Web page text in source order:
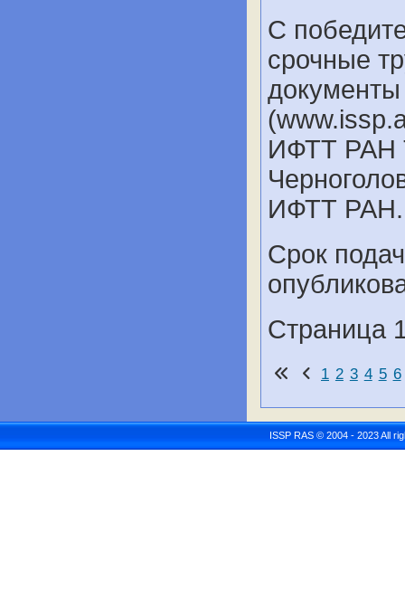
С
срочные
ИФТТ РАН
ИФТТ РАН.
Срок
Страница
1 2 3 4 5 6
ISSP RAS © 2004 - 2023 All